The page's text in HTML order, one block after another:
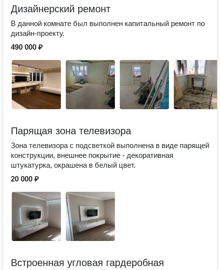
Дизайнерский ремонт
В данной комнате был выполнен капитальный ремонт по
дизайн-проекту.
490 000 ₽
Парящая зона телевизора
Зона телевизора с подсветкой выполнена в виде парящей
конструкции, внешнее покрытие - декоративная
штукатурка, окрашена в белый цвет.
20 000 ₽
Встроенная угловая гардеробная